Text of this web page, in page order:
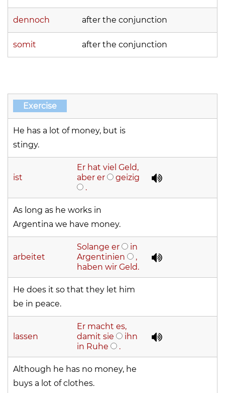
dennoch after the conjunction
somit after the conjunction
Exercise
He has a lot of money, but is
stingy.
ist
Er hat viel Geld,
aber er
geizig
.
As long as he works in
Argentina we have money.
arbeitet
Solange er
in
Argentinien
,
haben wir Geld.
He does it so that they let him
be in peace.
lassen
Er macht es,
damit sie
ihn
in Ruhe
.
Although he has no money, he
buys a lot of clothes.